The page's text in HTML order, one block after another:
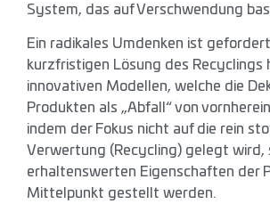
System, das auf Verschwendung
Ein radikales Umdenken ist
kurzfristigen Lösung des Recyclings
innovativen Modellen, welche die
Produkten als „Abfall“ von
indem der Fokus nicht auf die rein
Verwertung (Recycling) gelegt wird,
erhaltenswerten Eigenschaften der
Mittelpunkt gestellt werden.